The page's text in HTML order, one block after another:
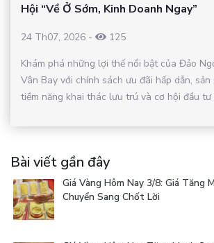
Hội “Về Ở Sớm, Kinh Doanh Ngay”
24 Th07, 2026 -
125
Khám phá những lợi thế nổi bật của Đảo
Vân Bay với chính sách ưu đãi hấp dẫn, sản
tiềm năng khai thác lưu trú và cơ hội đầu tư
Bài viết gần đây
Giá Vàng Hôm Nay 3/8: Giá Tăng
Chuyển Sang Chốt Lời